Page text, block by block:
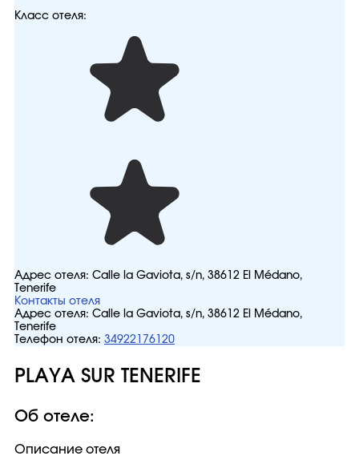
Класс отеля:
Адрес отеля: Calle la Gaviota, s/n, 38612 El Médano,
Tenerife
Контакты отеля
Адрес отеля: Calle la Gaviota, s/n, 38612 El Médano,
Tenerife
Телефон отеля: 34922176120
PLAYA SUR TENERIFE
Об отеле:
Описание отеля